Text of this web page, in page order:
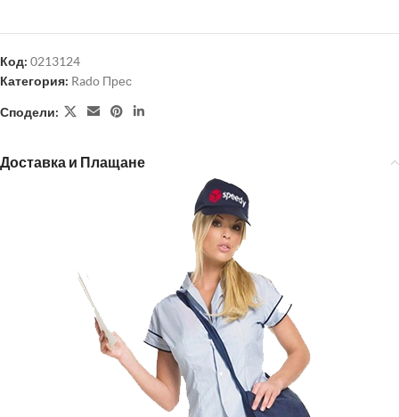
Код: 0213124
Категория: Rado Прес
Сподели:
Доставка и Плащане